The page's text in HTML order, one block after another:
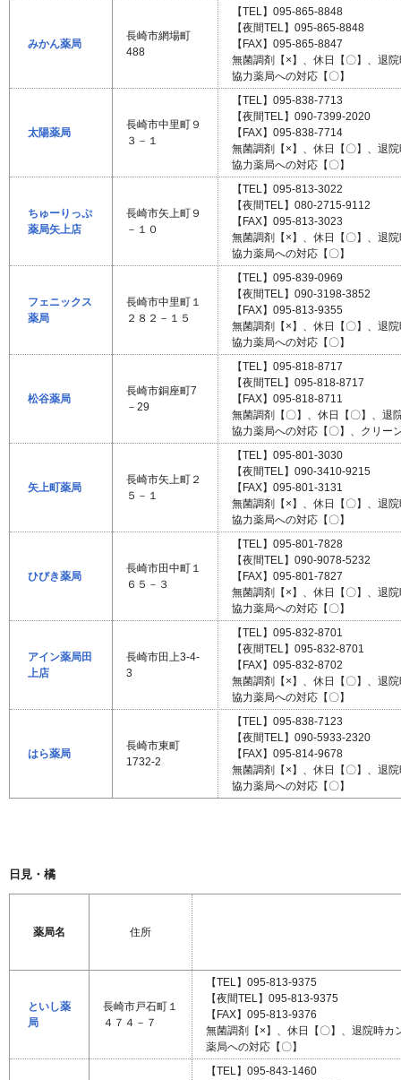
みかん薬局
長崎市網場町
488
【TEL】095-865-8848
【夜間TEL】095-865-8848
【FAX】095-865-8847
無菌調剤【×】、休日【〇】、退
協力薬局への対応【〇】
太陽薬局
長崎市中里町９
３－１
【TEL】095-838-7713
【夜間TEL】090-7399-2020
【FAX】095-838-7714
無菌調剤【×】、休日【〇】、退
協力薬局への対応【〇】
ちゅーりっぷ
薬局矢上店
長崎市矢上町９
－１０
【TEL】095-813-3022
【夜間TEL】080-2715-9112
【FAX】095-813-3023
無菌調剤【×】、休日【〇】、退
協力薬局への対応【〇】
フェニックス
薬局
長崎市中里町１
２８２－１５
【TEL】095-839-0969
【夜間TEL】090-3198-3852
【FAX】095-813-9355
無菌調剤【×】、休日【〇】、退
協力薬局への対応【〇】
松谷薬局
長崎市銅座町7
－29
【TEL】095-818-8717
【夜間TEL】095-818-8717
【FAX】095-818-8711
無菌調剤【〇】、休日【〇】、退
協力薬局への対応【〇】、クリー
矢上町薬局
長崎市矢上町２
５－１
【TEL】095-801-3030
【夜間TEL】090-3410-9215
【FAX】095-801-3131
無菌調剤【×】、休日【〇】、退
協力薬局への対応【〇】
ひびき薬局
長崎市田中町１
６５－３
【TEL】095-801-7828
【夜間TEL】090-9078-5232
【FAX】095-801-7827
無菌調剤【×】、休日【〇】、退
協力薬局への対応【〇】
アイン薬局田
上店
長崎市田上3-4-
3
【TEL】095-832-8701
【夜間TEL】095-832-8701
【FAX】095-832-8702
無菌調剤【×】、休日【〇】、退
協力薬局への対応【〇】
はら薬局
長崎市東町
1732-2
【TEL】095-838-7123
【夜間TEL】090-5933-2320
【FAX】095-814-9678
無菌調剤【×】、休日【〇】、退
協力薬局への対応【〇】
日見・橘
薬局名 住所
といし薬
局
長崎市戸石町１
４７４－７
【TEL】095-813-9375
【夜間TEL】095-813-9375
【FAX】095-813-9376
無菌調剤【×】、休日【〇】、退院時カ
薬局への対応【〇】
【TEL】095-843-1460